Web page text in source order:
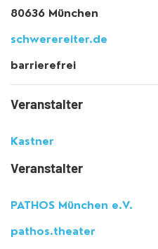
80636 München
schwerereiter.de
barrierefrei
Veranstalter
Kastner
Veranstalter
PATHOS München e.V.
pathos.theater